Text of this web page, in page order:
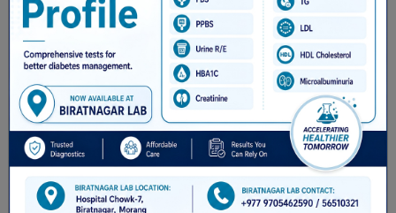
राजीनामा दिन्छु’
विशेष भिडियो